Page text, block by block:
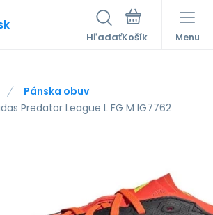
Hľadať Menu
Pánska obuv
Predator League L FG M IG7762